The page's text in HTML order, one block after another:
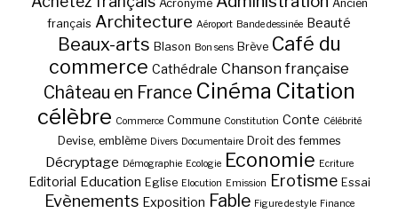
Acronyme
Ancien
français Architecture Aéroport Bande dessinée Beauté
Beaux-arts Blason Bon sens Brève Café du
commerce Cathédrale Chanson française
Château en France Cinéma Citation
célèbre Commerce Commune Constitution Conte Célébrité
Devise, emblème Divers Documentaire Droit des femmes
Décryptage Démographie Ecologie Economie Ecriture
Editorial Education Eglise Elocution Emission Erotisme Essai
Evènements Exposition Fable Figure de style Finance